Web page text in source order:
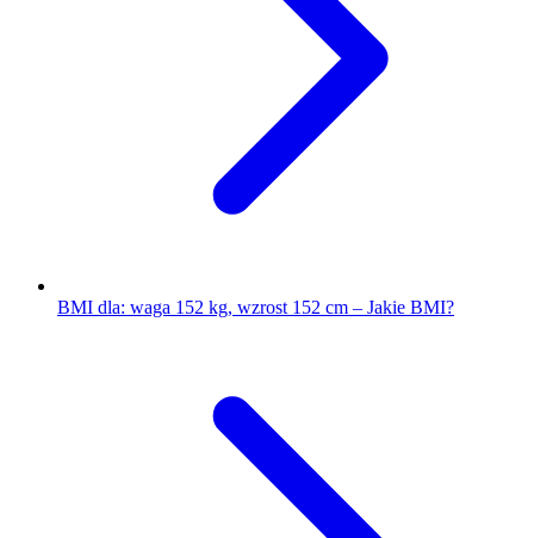
BMI dla: waga 152 kg, wzrost 152 cm – Jakie BMI?